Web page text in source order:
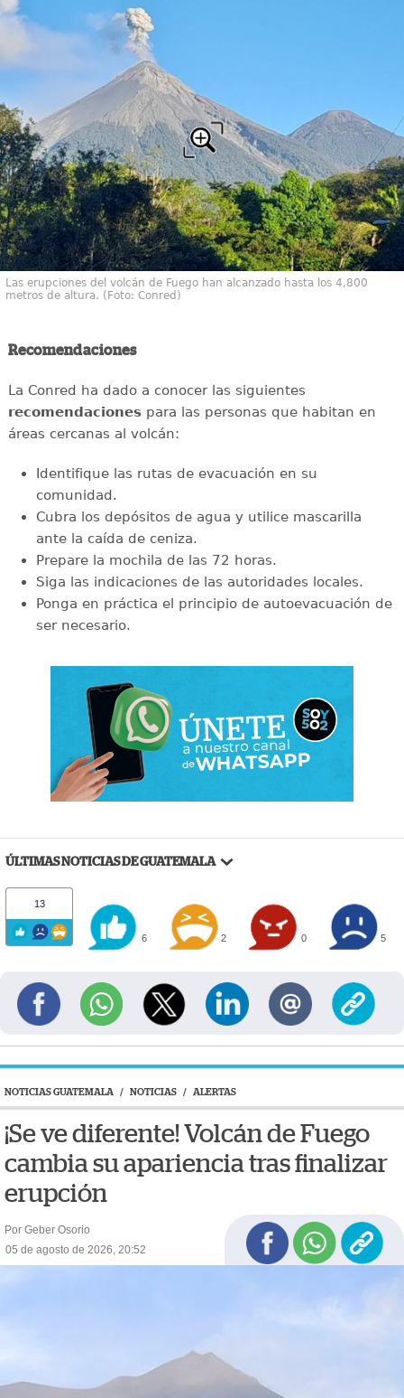
Las erupciones del volcán de Fuego han alcanzado hasta los 4,800
metros de altura. (Foto: Conred)
Recomendaciones
La Conred ha dado a conocer las siguientes
recomendacionespara las personas que habitan en
áreas cercanas al volcán:
Identifique las rutas de evacuación en su
comunidad.
Cubra los depósitos de agua y utilice mascarilla
ante la caída de ceniza.
Prepare la mochila de las 72 horas.
Siga las indicaciones de las autoridades locales.
Ponga en práctica el principio de autoevacuación de
ser necesario.
ÚLTIMAS NOTICIAS DE GUATEMALA
13
6 2 0 5
NOTICIAS GUATEMALA / NOTICIAS / ALERTAS
¡Se ve diferente! Volcán de Fuego
cambia su apariencia tras finalizar
erupción
Por Geber Osorio
05 de agosto de 2026, 20:52